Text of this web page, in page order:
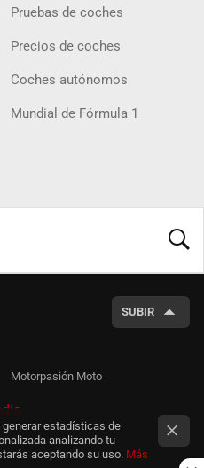
Pruebas de coches
Precios de coches
Coches autónomos
Mundial de Fórmula 1
SUBIR
Motorpasión Moto
estadísticas de
analizando tu
aceptando su uso. Más